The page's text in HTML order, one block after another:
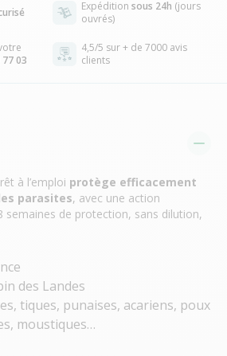
Expédition sous 24h (jours
ouvrés)
03
4,5/5 sur + de 7000 avis
clients
à l’emploi protège efficacement
parasites, avec une action
semaines de protection, sans dilution,
des Landes
tiques, punaises, acariens, poux
moustiques…